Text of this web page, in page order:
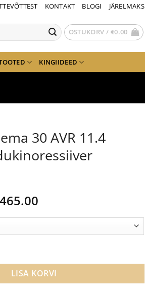
KONTAKT BLOGI JÄRELMAKS
OSTUKORV / €0.00
KINGIIDEED
30 AVR 11.4
Current
€4,465.00.
11.4 kanaliga kodukinoressiiver kogus
LISA KORVI